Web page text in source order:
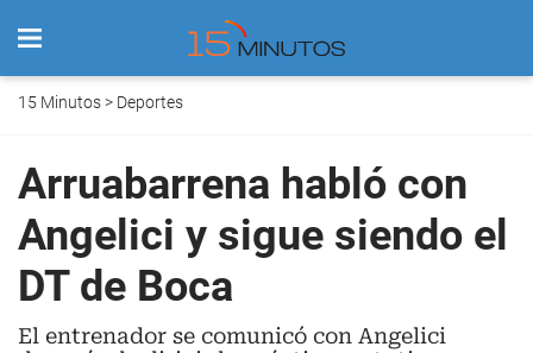
15 Minutos> Deportes
Arruabarrena habló con
Angelici y sigue siendo el
DT de Boca
El entrenador se comunicó con Angelici